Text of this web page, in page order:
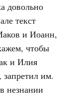
довольно
текст
и Иоанн,
чтобы
и Илия
им.
незнании